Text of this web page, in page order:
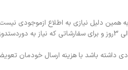
همین دلیل نیازی به اطلاع ازموجودی
داشته باشد با هزینه ارسال خودمان